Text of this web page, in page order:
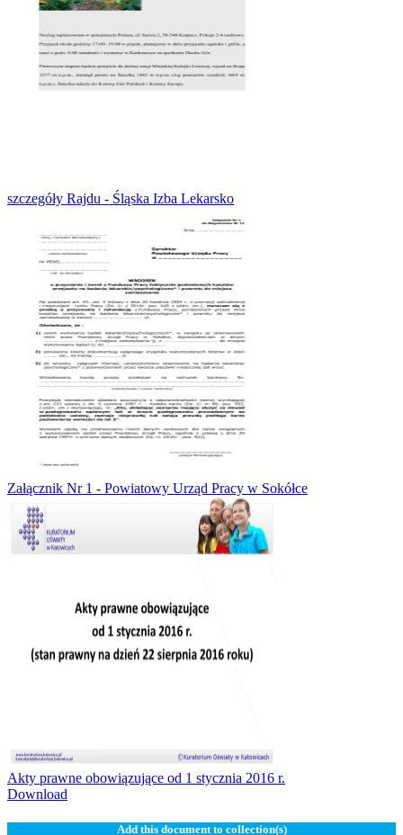
szczegóły Rajdu - Śląska Izba Lekarsko
Załącznik Nr 1 - Powiatowy Urząd Pracy w Sokółce
Akty prawne obowiązujące od 1 stycznia 2016 r.
Download
Add this document to collection(s)